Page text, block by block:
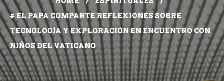
# EL PAPA COMPARTE REFLEXIONES SOBRE
TECNOLOGÍA Y EXPLORACIÓN EN ENCUENTRO CON
NIÑOS DEL VATICANO